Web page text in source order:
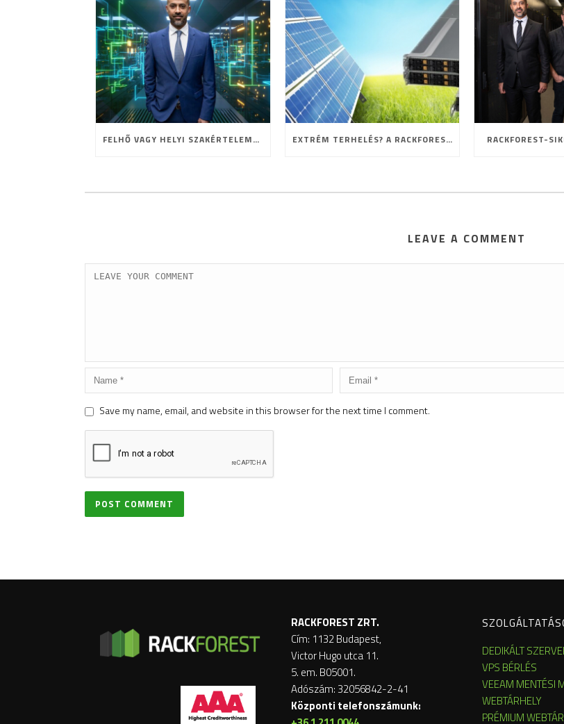
FELHŐ VAGY HELYI SZAKÉRTELEM? A HOSTING JELENE ÉS JÖVŐJE EXTRÉM TERHELÉS? A RACKFOREST ISMÉT BIZONYÍTOTT! RACKFOREST-
LEAVE A COMMENT
Save my name, email, and website in this browser for the next time I comment.
RACKFOREST ZRT.
Cím: 1132 Budapest,
Victor Hugo utca 11.
5. em. B05001.
Adószám: 32056842-2-41
Központi telefonszámunk:
DEDIKÁLT
VPS BÉRLÉS
VEEAM MENTÉSI
WEBTÁRHELY
PRÉMIUM